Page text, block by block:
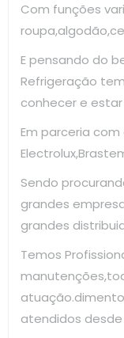
Com funções
E pensando do
Refrigeração
conhecer e
Em parceria
Sendo
grandes
grandes
Temos
atendidos